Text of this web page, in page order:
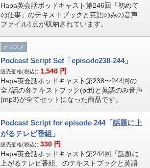
Hapa英会話ポッドキャスト第246回「初めて
の仕事」のテキストブックと英語のみの音声
ファイル1点が収納されています。
オススメ
Podcast Script Set「episode238-244」
販売価格(税込): 1,540 円
Hapa英会話ポッドキャスト第238〜244回の
全7話の各テキストブック(pdf)と英語のみ音声
(mp3)が全てセットになった商品です。
Podcast Script for episode 244「話題に上
がるテレビ番組」
販売価格(税込): 330 円
Hapa英会話ポッドキャスト第244回「話題に
上がるテレビ番組」のテキストブックと英語